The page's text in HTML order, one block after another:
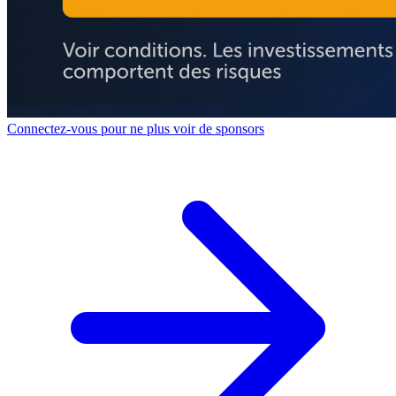
Connectez-vous pour ne plus voir de sponsors